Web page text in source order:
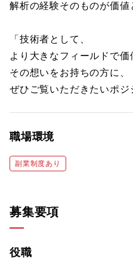
解析の経験そのものが価値
「技術者として、
より大きなフィールドで価
その想いをお持ちの方に、
ぜひご覧いただきたいポジ
職場環境
副業制度あり
募集要項
役職